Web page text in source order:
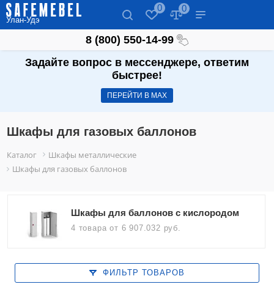
Улан-Удэ
0 0
8 (800) 550-14-99
Задайте вопрос в мессенджере, ответим
быстрее!
ПЕРЕЙТИ В МАХ
Шкафы для газовых баллонов
Каталог
Шкафы металлические
Шкафы для газовых баллонов
Шкафы для баллонов с кислородом
4 товараот 6 907.032 руб.
ФИЛЬТР ТОВАРОВ